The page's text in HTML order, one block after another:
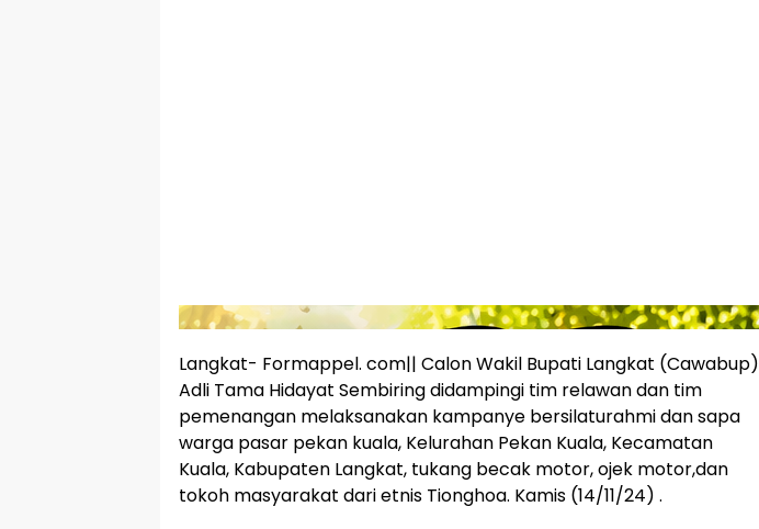
Langkat- Formappel. com|| Calon Wakil Bupati Langkat (Cawabup)
Adli Tama Hidayat Sembiring didampingi tim relawan dan tim
pemenangan melaksanakan kampanye bersilaturahmi dan sapa
warga pasar pekan kuala, Kelurahan Pekan Kuala, Kecamatan
Kuala, Kabupaten Langkat, tukang becak motor, ojek motor,dan
tokoh masyarakat dari etnis Tionghoa. Kamis (14/11/24) .